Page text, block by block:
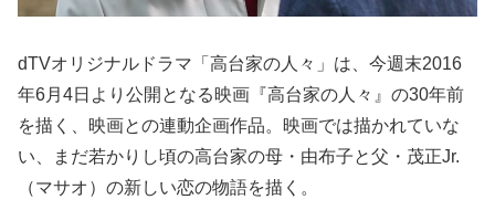
dTVオリジナルドラマ「高台家の人々」は、今週末2016
年6月4日より公開となる映画『高台家の人々』の30年前
を描く、映画との連動企画作品。映画では描かれていな
い、まだ若かりし頃の高台家の母・由布子と父・茂正Jr.
（マサオ）の新しい恋の物語を描く。